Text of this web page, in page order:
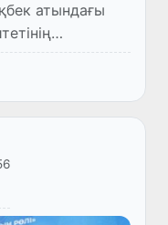
атындағы
бір топ